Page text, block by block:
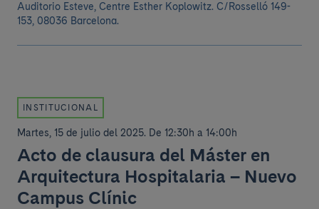
Auditorio Esteve, Centre Esther Koplowitz. C/Rosselló 149-
153, 08036 Barcelona.
INSTITUCIONAL
Martes, 15 de julio del 2025. De 12:30h a 14:00h
Acto de clausura del Máster en
Arquitectura Hospitalaria – Nuevo
Campus Clínic